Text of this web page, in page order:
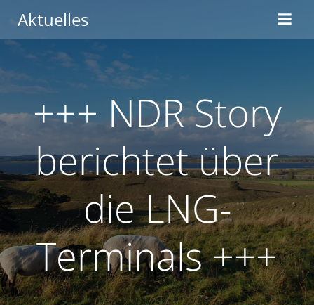
springen
Aktuelles
+++ NDR Story
berichtet über
die LNG-
Terminals +++